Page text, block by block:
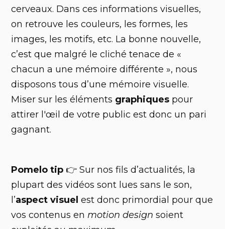
cerveaux. Dans ces informations visuelles,
on retrouve les couleurs, les formes, les
images, les motifs, etc. La bonne nouvelle,
c’est que malgré le cliché tenace de «
chacun a une mémoire différente », nous
disposons tous d’une mémoire visuelle.
Miser sur les éléments graphiques pour
attirer l'œil de votre public est donc un pari
gagnant.
Pomelo tip 👉 Sur nos fils d’actualités, la
plupart des vidéos sont lues sans le son,
l’aspect visuel est donc primordial pour que
vos contenus en motion design soient